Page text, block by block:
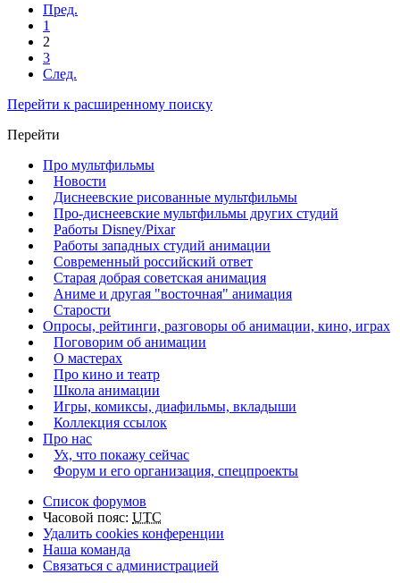
Пред.
1
2
3
След.
Перейти к расширенному поиску
Перейти
Про мультфильмы
Новости
Диснеевские рисованные мультфильмы
Про-диснеевские мультфильмы других студий
Работы Disney/Pixar
Работы западных студий анимации
Современный российский ответ
Старая добрая советская анимация
Аниме и другая "восточная" анимация
Старости
Опросы, рейтинги, разговоры об анимации, кино, играх
Поговорим об анимации
О мастерах
Про кино и театр
Школа анимации
Игры, комиксы, диафильмы, вкладыши
Коллекция ссылок
Про нас
Ух, что покажу сейчас
Форум и его организация, спецпроекты
Список форумов
Часовой пояс: UTC
Удалить cookies конференции
Наша команда
Связаться с администрацией